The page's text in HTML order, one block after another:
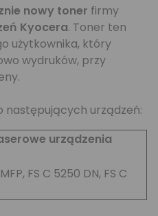
nowy toner firmy
Kyocera. Toner ten
użytkownika, który
wydruków, przy
następujących urządzeń:
urządzenia
FS C 5250 DN, FS C